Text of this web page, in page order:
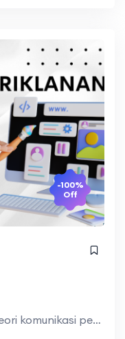
-100%
Off
Mata kuliah untuk menguasai teori komunikasi periklanan meliputi proses komunikasi periklanan; regulasi dalam periklanan, analisis situasi dan target sasaran; budgeting, dan pemilihan media. Pemahaman terhadap